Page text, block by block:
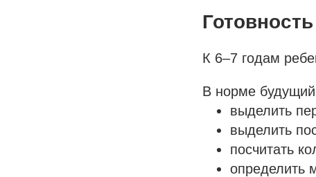
К 6–7 годам
В норме будущий
выделить
выделить
посчитать
определить